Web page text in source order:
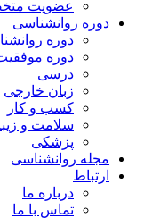
عضویت
دوره روانشناسی
دوره
دوره
درسی
زبان خارجی
کسب و کار
سلامت و
پزشکی
مجله روانشناسی
ارتباط
درباره ما
تماس با ما